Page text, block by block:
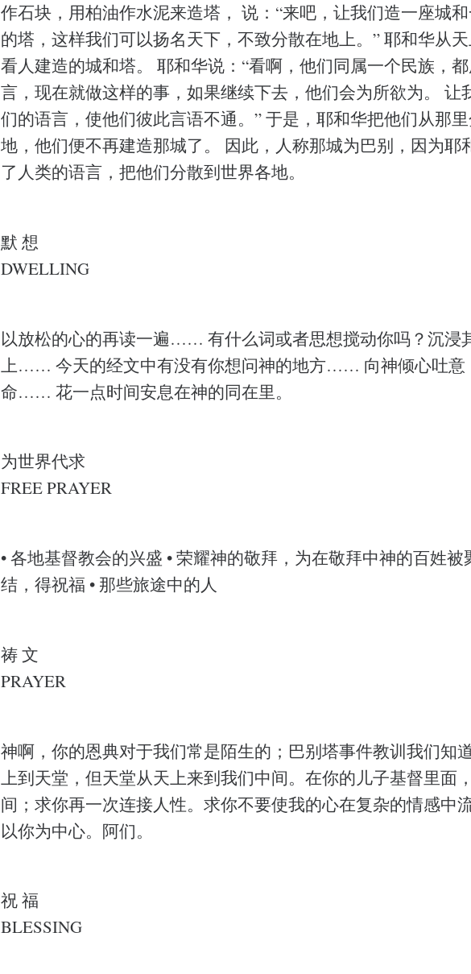
作石块，用柏油作水泥来造塔， 说：“来吧，让我们造一座城
的塔，这样我们可以扬名天下，不致分散在地上。” 耶和华从
看人建造的城和塔。 耶和华说：“看啊，他们同属一个民族，
言，现在就做这样的事，如果继续下去，他们会为所欲为。 让
们的语言，使他们彼此言语不通。” 于是，耶和华把他们从那
地，他们便不再建造那城了。 因此，人称那城为巴别，因为耶
了人类的语言，把他们分散到世界各地。
默 想
DWELLING
以放松的心的再读一遍…… 有什么词或者思想搅动你吗？沉浸
上…… 今天的经文中有没有你想问神的地方…… 向神倾心吐意
命…… 花一点时间安息在神的同在里。
为世界代求
FREE PRAYER
• 各地基督教会的兴盛 • 荣耀神的敬拜，为在敬拜中神的百姓
结，得祝福 • 那些旅途中的人
祷 文
PRAYER
神啊，你的恩典对于我们常是陌生的；巴别塔事件教训我们知
上到天堂，但天堂从天上来到我们中间。在你的儿子基督里面
间；求你再一次连接人性。求你不要使我的心在复杂的情感中
以你为中心。阿们。
祝 福
BLESSING